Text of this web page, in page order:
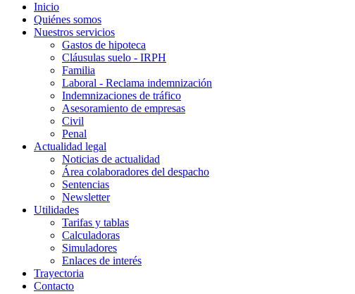
Inicio
Quiénes somos
Nuestros servicios
Gastos de hipoteca
Cláusulas suelo - IRPH
Familia
Laboral - Reclama indemnización
Indemnizaciones de tráfico
Asesoramiento de empresas
Civil
Penal
Actualidad legal
Noticias de actualidad
Área colaboradores del despacho
Sentencias
Newsletter
Utilidades
Tarifas y tablas
Calculadoras
Simuladores
Enlaces de interés
Trayectoria
Contacto